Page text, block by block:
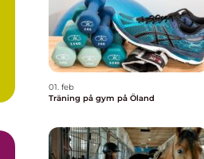
01. feb
Träning på gym på Öland